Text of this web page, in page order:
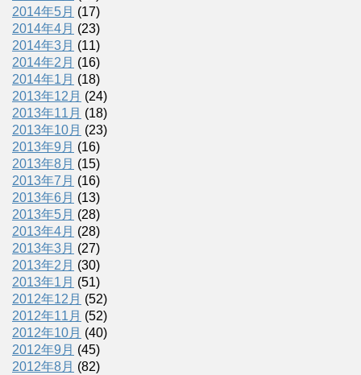
2014年5月 (17)
2014年4月 (23)
2014年3月 (11)
2014年2月 (16)
2014年1月 (18)
2013年12月 (24)
2013年11月 (18)
2013年10月 (23)
2013年9月 (16)
2013年8月 (15)
2013年7月 (16)
2013年6月 (13)
2013年5月 (28)
2013年4月 (28)
2013年3月 (27)
2013年2月 (30)
2013年1月 (51)
2012年12月 (52)
2012年11月 (52)
2012年10月 (40)
2012年9月 (45)
2012年8月 (82)